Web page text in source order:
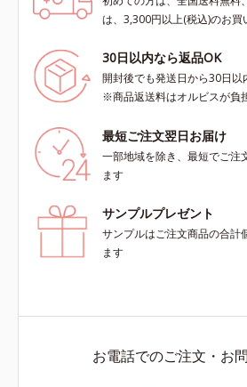
は、3,300円以上(税込)のお
30日以内なら返品OK
開封後でも発送日から30日以
※商品返送料はオルビスが負
最短ご注文翌日お届け
一部地域を除き、最短でご注
ます
サンプルプレゼント
サンプルはご注文商品の合計
ます
お電話でのご注文・お